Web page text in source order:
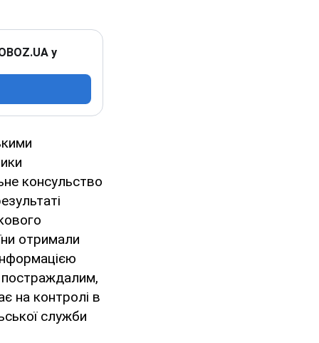
у
консульство
отримали
постраждалим,
на контролі в
служби